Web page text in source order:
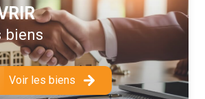
biens
Voir les biens
dans plusieurs domaines de
vous accompagnerons en
Vente, ainsi que pour la Gestion
de copropriété. Nous protégeons
un appartement, une maison, une